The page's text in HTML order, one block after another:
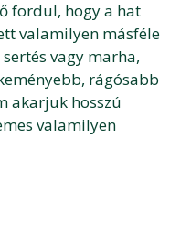
fordul, hogy a hat
valamilyen másféle
vagy marha,
rágósabb
akarjuk hosszú
valamilyen